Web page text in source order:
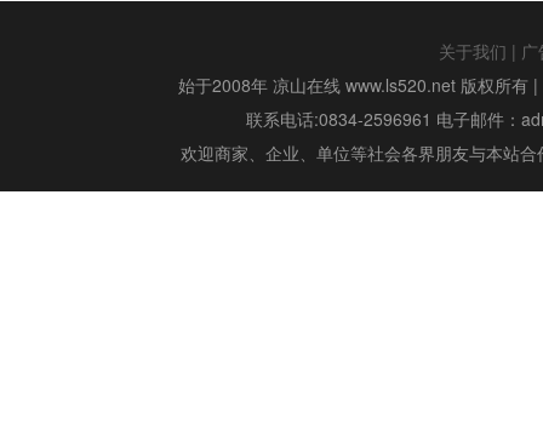
关于我们 |
始于2008年 凉山在线 www.ls520.net 版权所
联系电话:0834-2596961 电子邮件：
欢迎商家、企业、单位等社会各界朋友与本站